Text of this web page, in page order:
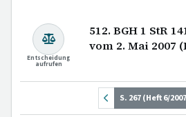
Entscheidung
aufrufen
512. BGH 1 StR
vom 2. Mai 2007
S. 267 (Heft 6/